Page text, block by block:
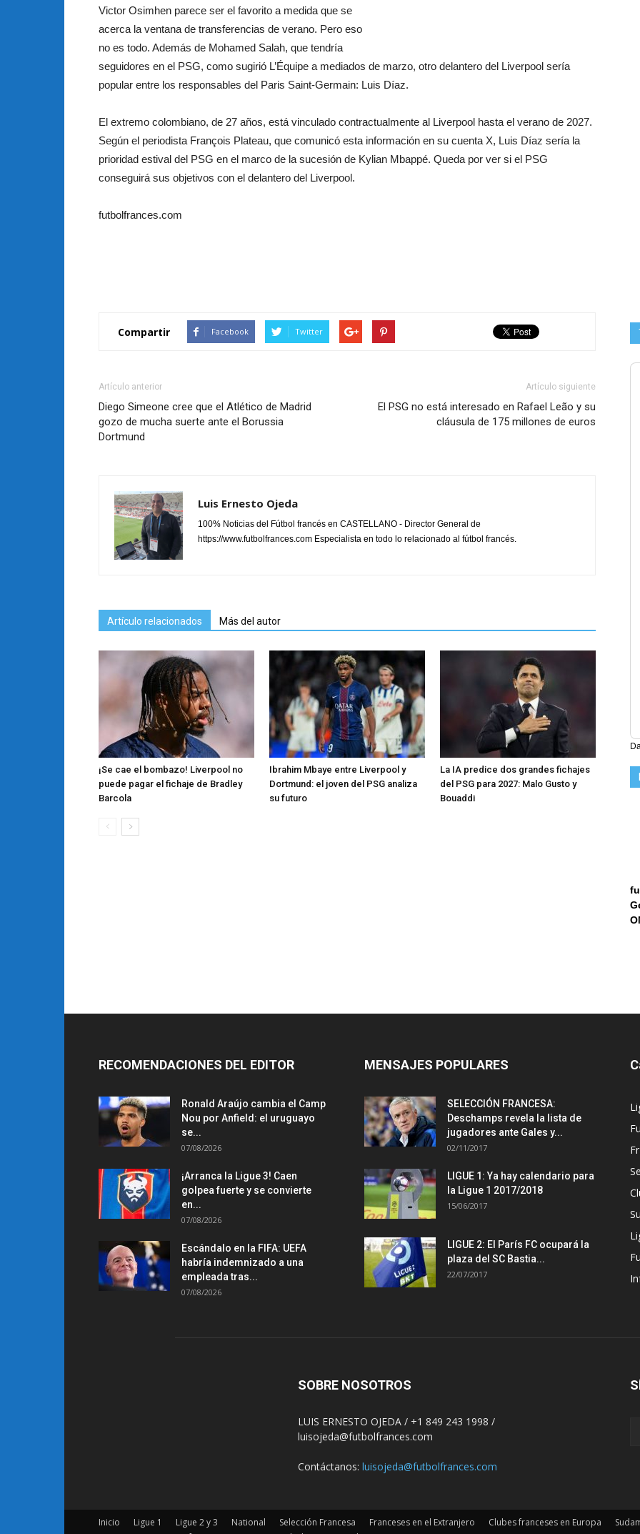
Victor Osimhen parece ser el favorito a medida que se
acerca la ventana de transferencias de verano. Pero eso
no es todo. Además de Mohamed Salah, que tendría
seguidores en el PSG, como sugirió L’Équipe a mediados de marzo, otro delantero del Liverpool sería
popular entre los responsables del Paris Saint-Germain: Luis Díaz.
El extremo colombiano, de 27 años, está vinculado contractualmente al Liverpool hasta el verano de 2027.
Según el periodista François Plateau, que comunicó esta información en su cuenta X, Luis Díaz sería la
prioridad estival del PSG en el marco de la sucesión de Kylian Mbappé. Queda por ver si el PSG
conseguirá sus objetivos con el delantero del Liverpool.
futbolfrances.com
Compartir Facebook Twitter
Artículo anterior
Diego Simeone cree que el Atlético de Madrid
gozo de mucha suerte ante el Borussia
Dortmund
Artículo siguiente
El PSG no está interesado en Rafael Leão y su
cláusula de 175 millones de euros
Luis Ernesto Ojeda
100% Noticias del Fútbol francés en CASTELLANO - Director General de
https://www.futbolfrances.com Especialista en todo lo relacionado al fútbol francés.
Artículo relacionados Más del autor
¡Se cae el bombazo! Liverpool no
puede pagar el fichaje de Bradley
Barcola
Ibrahim Mbaye entre Liverpool y
Dortmund: el joven del PSG analiza
su futuro
La IA predice dos grandes fichajes
del PSG para 2027: Malo Gusto y
Bouaddi
RECOMENDACIONES DEL EDITOR
Ronald Araújo cambia el Camp
Nou por Anfield: el uruguayo
se...
07/08/2026
¡Arranca la Ligue 3! Caen
golpea fuerte y se convierte
en...
07/08/2026
Escándalo en la FIFA: UEFA
habría indemnizado a una
empleada tras...
07/08/2026
MENSAJES POPULARES
SELECCIÓN FRANCESA:
Deschamps revela la lista de
jugadores ante Gales y...
02/11/2017
LIGUE 1: Ya hay calendario para
la Ligue 1 2017/2018
15/06/2017
LIGUE 2: El París FC ocupará la
plaza del SC Bastia...
22/07/2017
SOBRE NOSOTROS
LUIS ERNESTO OJEDA / +1 849 243 1998 /
luisojeda@futbolfrances.com
Contáctanos: luisojeda@futbolfrances.com
Inicio Ligue 1 Ligue 2 y 3 National Selección Francesa Franceses en el Extranjero Clubes franceses en Europa